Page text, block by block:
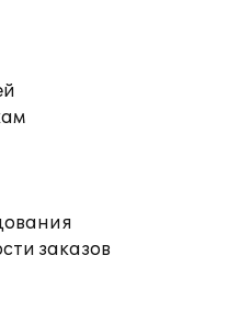
заказов